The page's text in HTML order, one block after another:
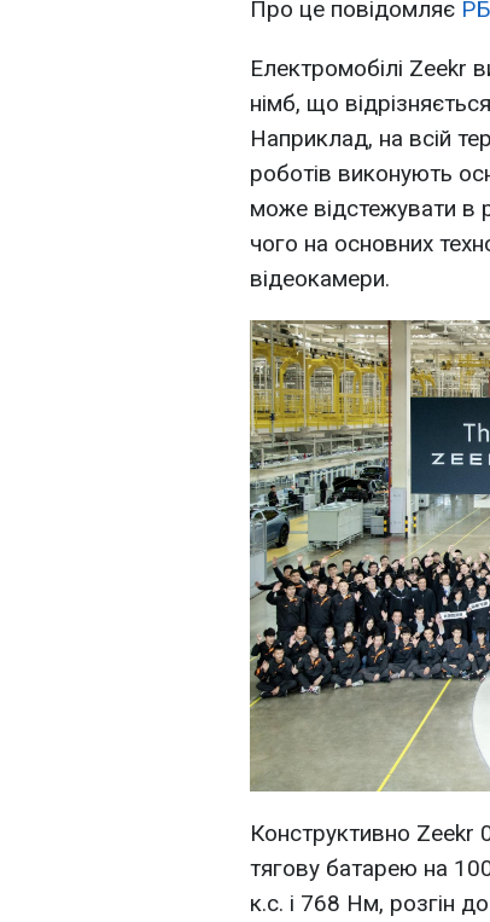
Про це повідомляє
Електромобілі Zeekr
німб, що
Наприклад, на всій
роботів виконують
може відстежувати в
чого на основних
відеокамери.
Конструктивно Zeekr
тягову батарею на
к.с. і 768 Нм, розгін